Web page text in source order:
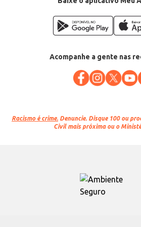
Acompanhe a gente nas
Racismo é crime. Denuncie. Disque 100 ou
Civil mais próxima ou o